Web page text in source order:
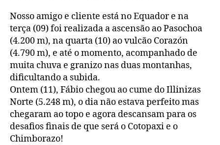
Nosso amigo e cliente está no Equador e na
terça (09) foi realizada a ascensão ao Pasochoa
(4.200 m), na quarta (10) ao vulcão Corazón
(4.790 m), e até o momento, acompanhado de
muita chuva e granizo nas duas montanhas,
dificultando a subida.
Ontem (11), Fábio chegou ao cume do Illinizas
Norte (5.248 m), o dia não estava perfeito mas
chegaram ao topo e agora descansam para os
desafios finais de que será o Cotopaxi e o
Chimborazo!